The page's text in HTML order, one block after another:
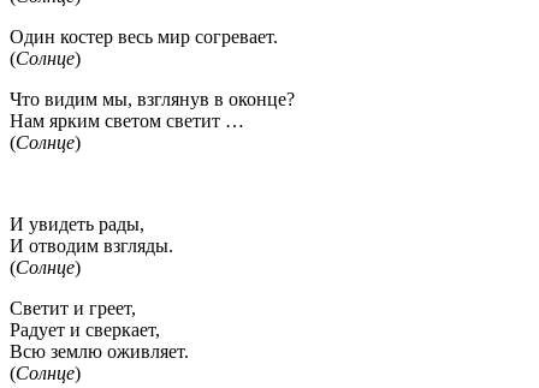
Один костер весь мир согревает.
(Солнце)
Что видим мы, взглянув в оконце?
Нам ярким светом светит …
(Солнце)
И увидеть рады,
И отводим взгляды.
(Солнце)
Светит и греет,
Радует и сверкает,
Всю землю оживляет.
(Солнце)